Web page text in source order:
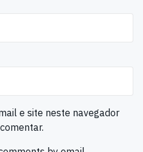
e site neste navegador